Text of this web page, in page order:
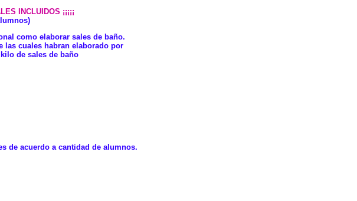
INCLUIDOS ¡¡¡¡¡
como elaborar sales de baño.
las cuales habran elaborado por
de sales de baño
de acuerdo a cantidad de alumnos.